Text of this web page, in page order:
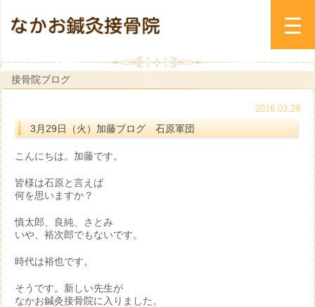
接骨院ブログ
2016.03.29
3月29日（火）加藤ブログ 石原軍団
こんにちは。加藤です。
皆様は石原と言えば
何を思いますか？
慎太郎、良純、さとみ
いや、裕次郎でもないです。
時代は裕也です。
そうです。新しい先生が
なかお鍼灸接骨院に入りました。